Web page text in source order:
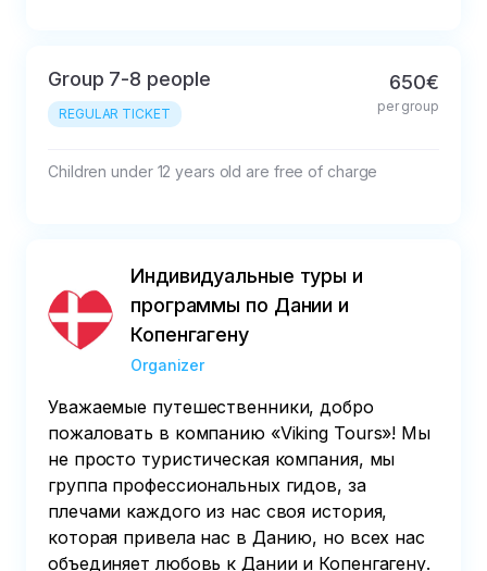
Group 7-8 people
REGULAR TICKET
650€
per group
Children under 12 years old are free of charge
Индивидуальные туры и
программы по Дании и
Копенгагену
Organizer
Уважаемые путешественники, добро
пожаловать в компанию «Viking Tours»! Мы
не просто туристическая компания, мы
группа профессиональных гидов, за
плечами каждого из нас своя история,
которая привела нас в Данию, но всех нас
объединяет любовь к Дании и Копенгагену.